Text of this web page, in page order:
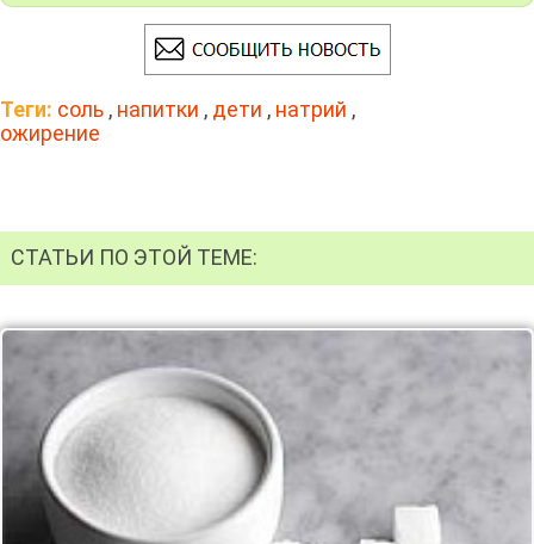
Теги: соль , напитки , дети , натрий ,
ожирение
СТАТЬИ ПО ЭТОЙ ТЕМЕ: